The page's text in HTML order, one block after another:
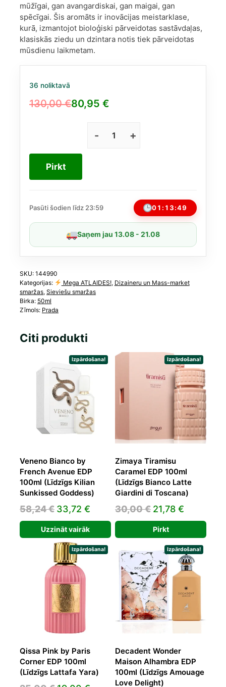
mūžīgai, gan avangardiskai, gan maigai, gan
spēcīgai. Šis aromāts ir inovācijas meistarklase,
kurā, izmantojot bioloģiski pārveidotas sastāvdaļas,
klasiskās ziedu un dzintara notis tiek pārveidotas
mūsdienu laikmetam.
36 noliktavā
130,00€
Original
130,00 €.
80,95 €
Current
80,95 €.
Prada
Pirkt
Pasūti šodien līdz 23:59 01:13:49
Saņem jau 13.08 - 21.08
SKU: 144990
Kategorijas:
Mega ATLAIDES!, Dizaineru un Mass-market
smaržas, Sieviešu smaržas
Birka: 50ml
Zīmols: Prada
Citi produkti
Izpārdošana!
Veneno Bianco by
French Avenue EDP
100ml (Līdzīgs Kilian
Sunkissed Goddess)
58,24€ Original
price
was:
58,24 €.
33,72 € Current
price
is:
33,72 €.
Uzzināt vairāk
Izpārdošana!
Zimaya Tiramisu
Caramel EDP 100ml
(Līdzīgs Bianco Latte
Giardini di Toscana)
30,00€ Original
price
was:
30,00 €.
21,78 €
price
is:
21,78 €.
Pirkt
Izpārdošana!
Qissa Pink by Paris
Corner EDP 100ml
(Līdzīgs Lattafa Yara)
Izpārdošana!
Decadent Wonder
Maison Alhambra EDP
100ml (Līdzīgs Amouage
Love Delight)